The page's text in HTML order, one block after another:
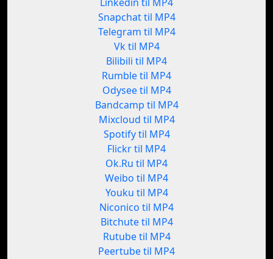
Snapchat til MP4
Telegram til MP4
Vk til MP4
Bilibili til MP4
Rumble til MP4
Odysee til MP4
Bandcamp til MP4
Mixcloud til MP4
Spotify til MP4
Flickr til MP4
Ok.Ru til MP4
Weibo til MP4
Youku til MP4
Niconico til MP4
Bitchute til MP4
Rutube til MP4
Peertube til MP4